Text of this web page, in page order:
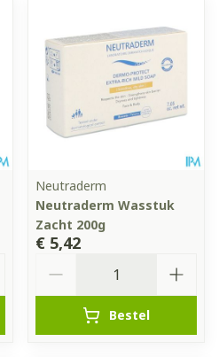
Neutraderm
Neutraderm Wasstuk
Zacht 200g
€ 5,42
Bestel